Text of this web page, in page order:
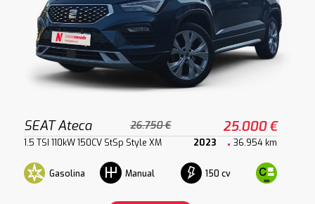
SEAT Ateca 26.750 € 25.000 €
1.5 TSI 110kW 150CV StSp Style XM 2023 36.954 km
Gasolina Manual 150 cv